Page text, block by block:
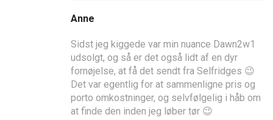
Anne
Sidst jeg kiggede var min nuance Dawn2w1
udsolgt, og så er det også lidt af en dyr
fornøjelse, at få det sendt fra Selfridges 😉
Det var egentlig for at sammenligne pris og
porto omkostninger, og selvfølgelig i håb om
at finde den inden jeg løber tør 😉